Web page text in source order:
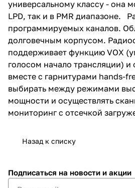
универсальному классу - она
LPD, так и в PMR диапазоне.
программируемых каналов.
долговечным корпусом.
поддерживает функцию VOX
голосом начало трансляции) и
вместе с гарнитурами hands-
выбирать между режимами
мощности и осуществлять
мониторинг с отсечкой
Назад к списку
Подписаться на новости и акции